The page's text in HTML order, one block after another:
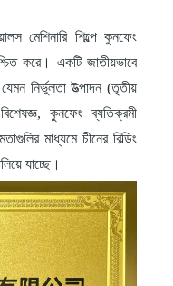
মেশিনারি শিল্পে কুনফেং
করে। একটি জাতীয়ভাবে
নির্ভুলতা উত্পাদন (তৃতীয়
কুনফেং ব্যতিক্রমী
মাধ্যমে চীনের বিল্ডিং
যাচ্ছে।